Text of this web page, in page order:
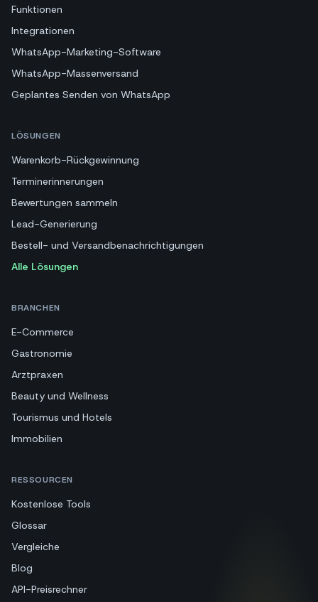
Funktionen
Integrationen
WhatsApp-Marketing-Software
WhatsApp-Massenversand
Geplantes Senden von WhatsApp
LÖSUNGEN
Warenkorb-Rückgewinnung
Terminerinnerungen
Bewertungen sammeln
Lead-Generierung
Bestell- und Versandbenachrichtigungen
Alle Lösungen
BRANCHEN
E-Commerce
Gastronomie
Arztpraxen
Beauty und Wellness
Tourismus und Hotels
Immobilien
RESSOURCEN
Kostenlose Tools
Glossar
Vergleiche
Blog
API-Preisrechner